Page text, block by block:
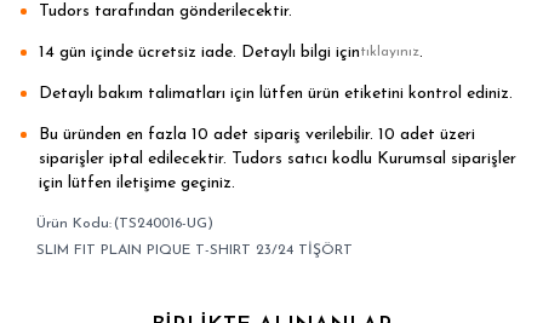
Tudors tarafından gönderilecektir.
14 gün içinde ücretsiz iade. Detaylı bilgi içintıklayınız.
Detaylı bakım talimatları için lütfen ürün etiketini kontrol ediniz.
Bu üründen en fazla 10 adet sipariş verilebilir. 10 adet üzeri
siparişler iptal edilecektir. Tudors satıcı kodlu Kurumsal siparişler
için lütfen iletişime geçiniz.
(TS240016-UG)
SLIM FIT PLAIN PIQUE T-SHIRT 23/24 TİŞÖRT